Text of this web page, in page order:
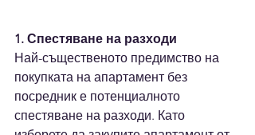
1. Спестяване на разходи
Най-същественото предимство на
покупката на апартамент без
посредник е потенциалното
спестяване на разходи. Като